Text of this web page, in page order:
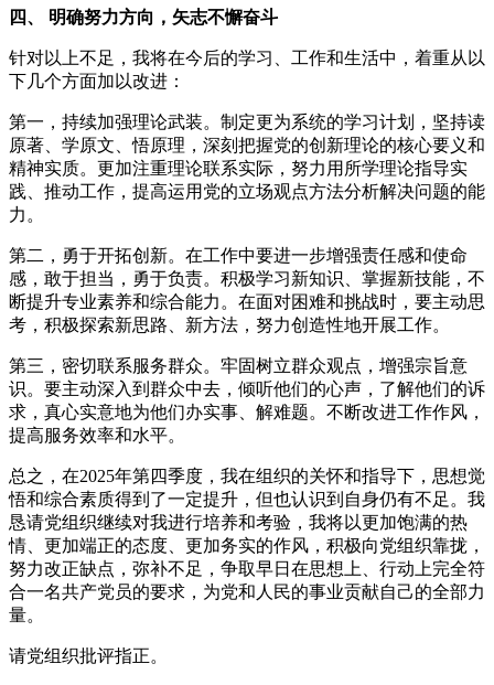
四、 明确努力方向，矢志不懈奋斗
针对以上不足，我将在今后的学习、工作和生活中，着重从以
下几个方面加以改进：
第一，持续加强理论武装。制定更为系统的学习计划，坚持读
原著、学原文、悟原理，深刻把握党的创新理论的核心要义和
精神实质。更加注重理论联系实际，努力用所学理论指导实
践、推动工作，提高运用党的立场观点方法分析解决问题的能
力。
第二，勇于开拓创新。在工作中要进一步增强责任感和使命
感，敢于担当，勇于负责。积极学习新知识、掌握新技能，不
断提升专业素养和综合能力。在面对困难和挑战时，要主动思
考，积极探索新思路、新方法，努力创造性地开展工作。
第三，密切联系服务群众。牢固树立群众观点，增强宗旨意
识。要主动深入到群众中去，倾听他们的心声，了解他们的诉
求，真心实意地为他们办实事、解难题。不断改进工作作风，
提高服务效率和水平。
总之，在2025年第四季度，我在组织的关怀和指导下，思想觉
悟和综合素质得到了一定提升，但也认识到自身仍有不足。我
恳请党组织继续对我进行培养和考验，我将以更加饱满的热
情、更加端正的态度、更加务实的作风，积极向党组织靠拢，
努力改正缺点，弥补不足，争取早日在思想上、行动上完全符
合一名共产党员的要求，为党和人民的事业贡献自己的全部力
量。
请党组织批评指正。